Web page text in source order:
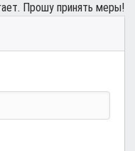
Прошу принять меры!